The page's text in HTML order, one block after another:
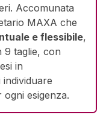
Accomunata
MAXA che
e flessibile,
9 taglie, con
in
esigenza.